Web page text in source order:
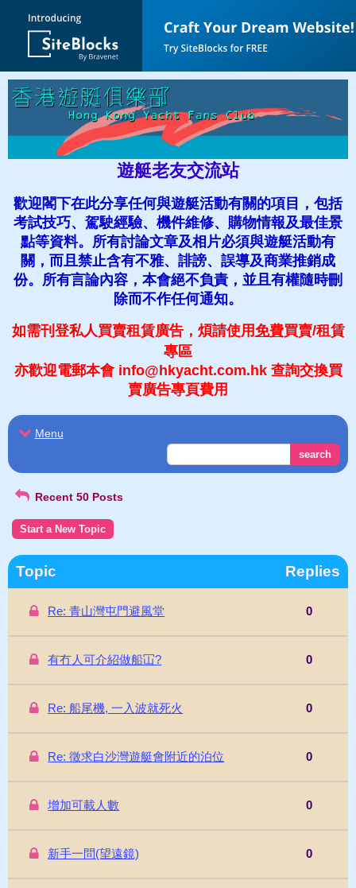
遊艇老友交流站
歡迎閣下在此分享任何與遊艇活動有關的項目，包括
考試技巧、駕駛經驗、機件維修、購物情報及最佳景
點等資料。所有討論文章及相片必須與遊艇活動有
關，而且禁止含有不雅、誹謗、誤導及商業推銷成
份。所有言論內容，本會絕不負責，並且有權隨時刪
除而不作任何通知。
如需刊登私人買賣租賃廣告，煩請使用免費買賣/租賃
專區
亦歡迎電郵本會 info@hkyacht.com.hk 查詢交換買
賣廣告專頁費用
Menu
search
Recent 50 Posts
Start a New Topic
Topic Replies
Re: 青山灣屯門避風堂 0
有冇人可介紹做船冚? 0
Re: 船尾機, 一入波就死火 0
Re: 徵求白沙灣遊艇會附近的泊位 0
增加可載人數 0
新手一問(望遠鏡) 0